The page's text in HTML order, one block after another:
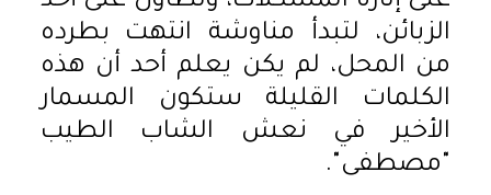
الزبائن، لتبدأ مناوشة انتهت بطرده
من المحل، لم يكن يعلم أحد أن هذه
الكلمات القليلة ستكون المسمار
الأخير في نعش الشاب الطيب
"مصطفى".